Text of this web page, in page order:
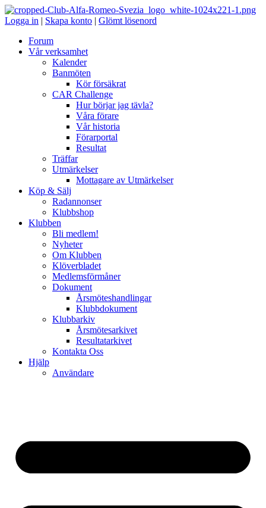
Logga in | Skapa konto | Glömt lösenord
Forum
Vår verksamhet
Kalender
Banmöten
Kör försäkrat
CAR Challenge
Hur börjar jag tävla?
Våra förare
Vår historia
Förarportal
Resultat
Träffar
Utmärkelser
Mottagare av Utmärkelser
Köp & Sälj
Radannonser
Klubbshop
Klubben
Bli medlem!
Nyheter
Om Klubben
Klöverbladet
Medlemsförmåner
Dokument
Årsmöteshandlingar
Klubbdokument
Klubbarkiv
Årsmötesarkivet
Resultatarkivet
Kontakta Oss
Hjälp
Användare